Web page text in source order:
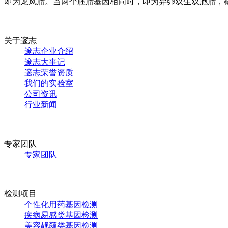
关于邃志
邃志企业介绍
邃志大事记
邃志荣誉资质
我们的实验室
公司资讯
行业新闻
专家团队
专家团队
检测项目
个性化用药基因检测
疾病易感类基因检测
美容靓颜类基因检测